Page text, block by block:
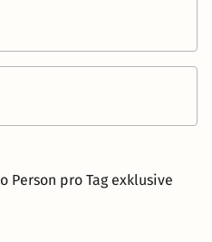
Person pro Tag exklusive